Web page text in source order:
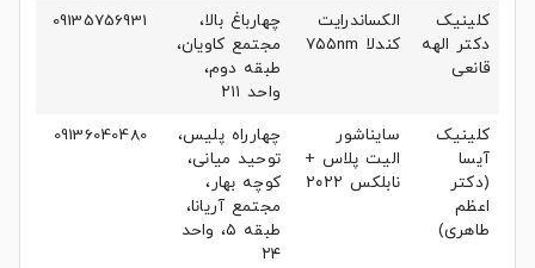
کلینیک
دکتر الهه
قانعی
الکساندرایت
کندلا ۷۵۵nm
چهارباغ بالا،
مجتمع کاویان،
طبقه دوم،
واحد ۲۱۱
09135756931
کلینیک
آیسا
(دکتر
اعظم
طاهری)
سایناشور
الیت پلاس +
نابلکس ۲۰۲۲
چهارراه پلیس،
توحید میانی،
کوچه بهار،
مجتمع آریانا،
طبقه ۵، واحد
۲۴
09136040480